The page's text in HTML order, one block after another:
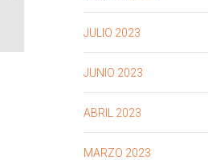
JULIO 2023
JUNIO 2023
ABRIL 2023
MARZO 2023